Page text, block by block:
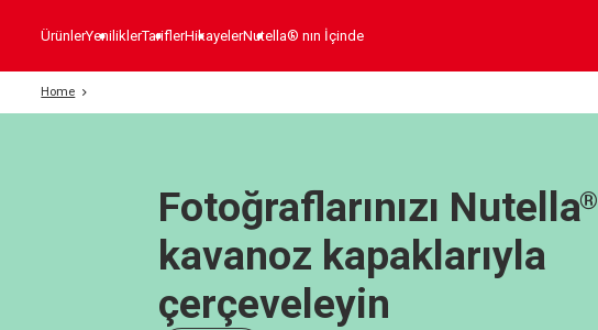
ÜrünlerYeniliklerTariflerHikayelerNutella® nın İçinde
Home
Fotoğraflarınızı Nutella®
kavanoz kapaklarıyla
çerçeveleyin